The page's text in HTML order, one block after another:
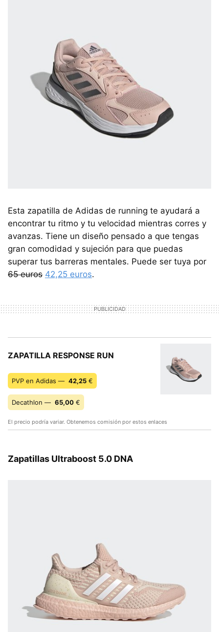
Esta zapatilla de Adidas de running te ayudará a
encontrar tu ritmo y tu velocidad mientras corres y
avanzas. Tiene un diseño pensado a que tengas
gran comodidad y sujeción para que puedas
superar tus barreras mentales. Puede ser tuya por
65 euros 42,25 euros.
ZAPATILLA RESPONSE RUN
PVP en Adidas — 42,25 €
Decathlon — 65,00 €
El precio podría variar. Obtenemos comisión por estos enlaces
Zapatillas Ultraboost 5.0 DNA